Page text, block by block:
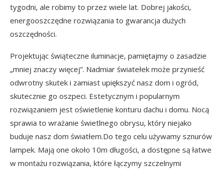
tygodni, ale robimy to przez wiele lat. Dobrej jakości,
energooszczędne rozwiązania to gwarancja dużych
oszczędności.
Projektując świąteczne iluminacje, pamiętajmy o zasadzie
„mniej znaczy więcej”. Nadmiar światełek może przynieść
odwrotny skutek i zamiast upiększyć nasz dom i ogród,
skutecznie go oszpeci. Estetycznym i popularnym
rozwiązaniem jest oświetlenie konturu dachu i domu. Nocą
sprawia to wrażanie świetlnego obrysu, który niejako
buduje nasz dom światłem.Do tego celu używamy sznurów
lampek. Mają one około 10m długości, a dostępne są łatwe
w montażu rozwiązania, które łączymy szczelnymi